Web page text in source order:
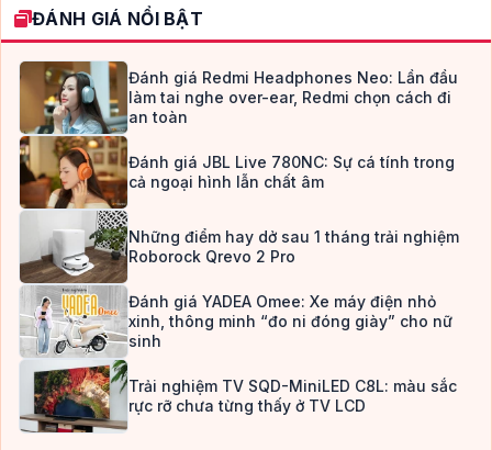
ĐÁNH GIÁ NỔI BẬT
Đánh giá Redmi Headphones Neo: Lần đầu
làm tai nghe over-ear, Redmi chọn cách đi
an toàn
Đánh giá JBL Live 780NC: Sự cá tính trong
cả ngoại hình lẫn chất âm
Những điểm hay dở sau 1 tháng trải nghiệm
Roborock Qrevo 2 Pro
Đánh giá YADEA Omee: Xe máy điện nhỏ
xinh, thông minh “đo ni đóng giày” cho nữ
sinh
Trải nghiệm TV SQD-MiniLED C8L: màu sắc
rực rỡ chưa từng thấy ở TV LCD